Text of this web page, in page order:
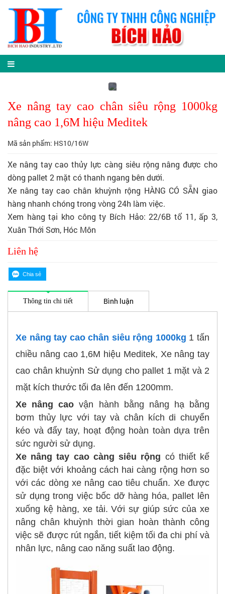
Xe nâng tay cao chân siêu rộng 1000kg
nâng cao 1,6M hiệu Meditek
Mã sản phẩm: HS10/16W
Xe nâng tay cao thủy lực càng siêu rộng nâng được cho
dòng pallet 2 mặt có thanh ngang bên dưới.
Xe nâng tay cao chân khuỳnh rộng HÀNG CÓ SẴN giao
hàng nhanh chóng trong vòng 24h làm việc.
Xem hàng tại kho công ty Bích Hảo: 22/6B tổ 11, ấp 3,
Xuân Thới Sơn, Hóc Môn
Liên hệ
Thông tin chi tiết Bình luận
Xe nâng tay cao chân siêu rộng 1000kg 1 tấn
chiều nâng cao 1,6M hiệu Meditek, Xe nâng tay
cao chân khuỳnh Sử dụng cho pallet 1 mặt và 2
mặt kích thước tối đa lên đến 1200mm.
Xe nâng cao vận hành bằng nâng hạ bằng
bơm thủy lực với tay và chân kích di chuyển
kéo và đẩy tay, hoạt động hoàn toàn dựa trên
sức người sử dụng.
Xe nâng tay cao càng siêu rộng có thiết kế
đặc biệt với khoảng cách hai càng rộng hơn so
với các dòng xe nâng cao tiêu chuẩn. Xe được
sử dụng trong việc bốc dỡ hàng hóa, pallet lên
xuống kệ hàng, xe tải. Với sự giúp sức của xe
nâng chân khuỳnh thời gian hoàn thành công
việc sẽ được rút ngắn, tiết kiệm tối đa chi phí và
nhân lực, nâng cao năng suất lao động.